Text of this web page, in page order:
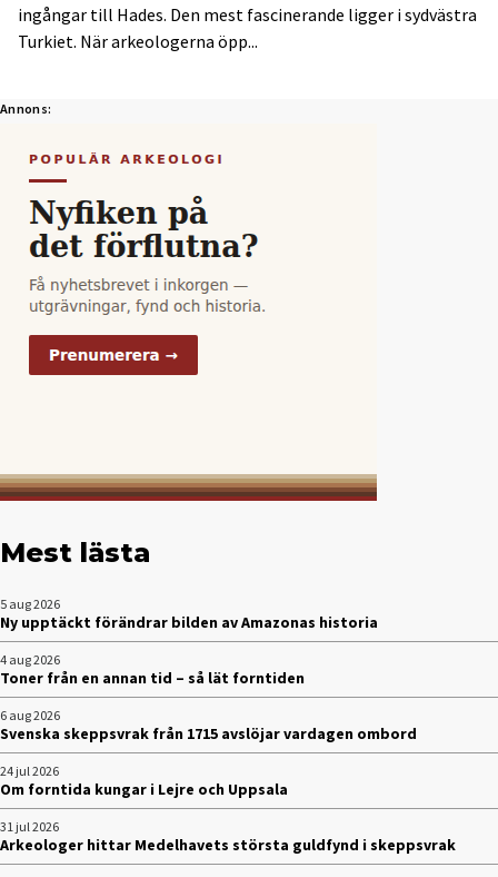
ingångar till Hades. Den mest fascinerande ligger i sydvästra
Turkiet. När arkeologerna öpp...
Mest lästa
5 aug 2026
Ny upptäckt förändrar bilden av Amazonas historia
4 aug 2026
Toner från en annan tid – så lät forntiden
6 aug 2026
Svenska skeppsvrak från 1715 avslöjar vardagen ombord
24 jul 2026
Om forntida kungar i Lejre och Uppsala
31 jul 2026
Arkeologer hittar Medelhavets största guldfynd i skeppsvrak
Annons: